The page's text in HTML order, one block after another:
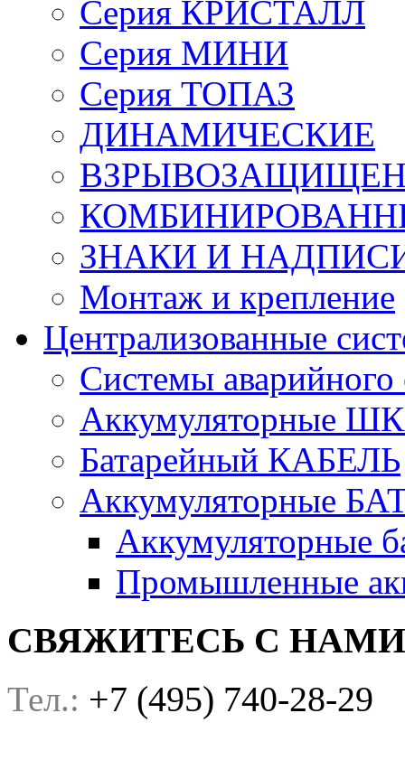
Серия КРИСТАЛЛ
Серия МИНИ
Серия ТОПАЗ
ДИНАМИЧЕСКИЕ
ЗНАКИ И
Монтаж и крепление
Централизованные
Системы
Аккумуляторные
Батарейный КАБЕЛЬ
Аккумуляторные
Аккумуляторные
Промышленные
СВЯЖИТЕСЬ С НАМИ
Тел.: +7 (495) 740-28-29